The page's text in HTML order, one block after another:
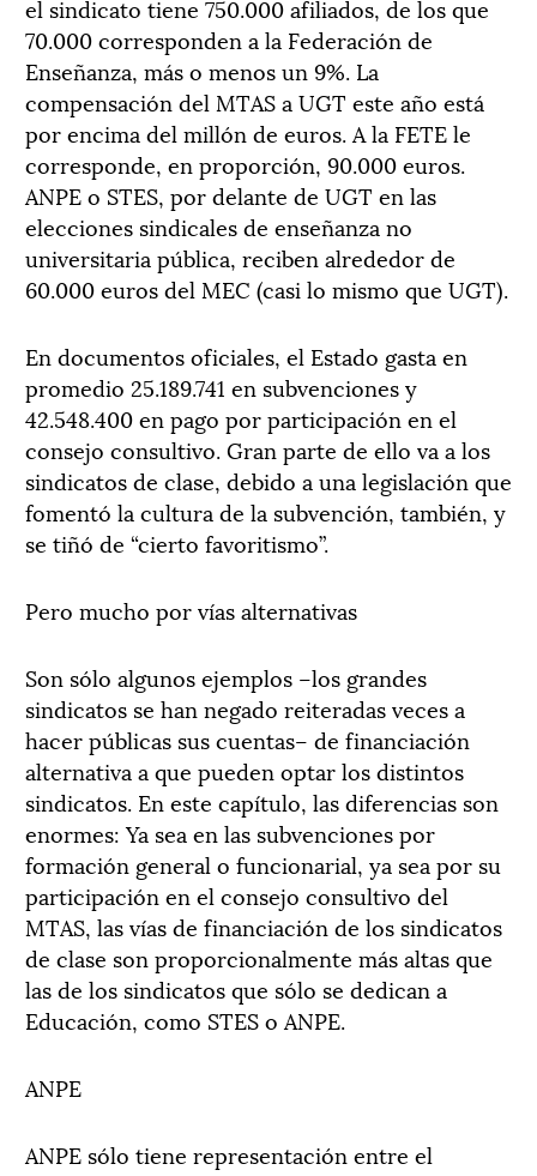
el sindicato tiene 750.000 afiliados, de los que
70.000 corresponden a la Federación de
Enseñanza, más o menos un 9%. La
compensación del MTAS a UGT este año está
por encima del millón de euros. A la FETE le
corresponde, en proporción, 90.000 euros.
ANPE o STES, por delante de UGT en las
elecciones sindicales de enseñanza no
universitaria pública, reciben alrededor de
60.000 euros del MEC (casi lo mismo que UGT).
En documentos oficiales, el Estado gasta en
promedio 25.189.741 en subvenciones y
42.548.400 en pago por participación en el
consejo consultivo. Gran parte de ello va a los
sindicatos de clase, debido a una legislación que
fomentó la cultura de la subvención, también, y
se tiñó de “cierto favoritismo”.
Pero mucho por vías alternativas
Son sólo algunos ejemplos –los grandes
sindicatos se han negado reiteradas veces a
hacer públicas sus cuentas– de financiación
alternativa a que pueden optar los distintos
sindicatos. En este capítulo, las diferencias son
enormes: Ya sea en las subvenciones por
formación general o funcionarial, ya sea por su
participación en el consejo consultivo del
MTAS, las vías de financiación de los sindicatos
de clase son proporcionalmente más altas que
las de los sindicatos que sólo se dedican a
Educación, como STES o ANPE.
ANPE
ANPE sólo tiene representación entre el